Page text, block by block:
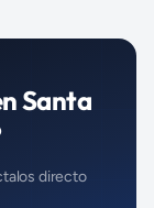
Santa
directo